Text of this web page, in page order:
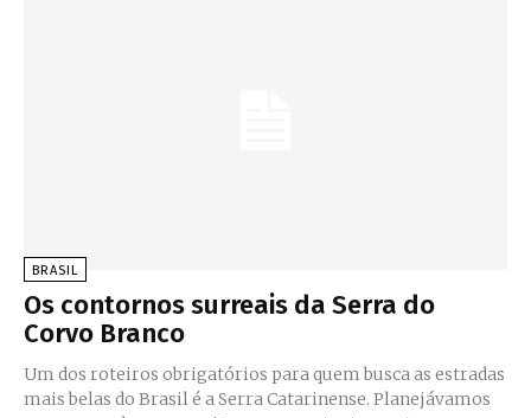
BRASIL
Os contornos surreais da Serra do
Corvo Branco
Um dos roteiros obrigatórios para quem busca as estradas
mais belas do Brasil é a Serra Catarinense. Planejávamos